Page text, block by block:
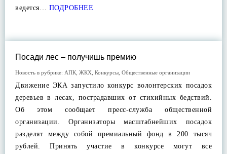
ведется… ПОДРОБНЕЕ
Посади лес – получишь премию
Новость в рубрике: АПК ЖКХ Конкурсы Общественные организации
Движение ЭКА запустило конкурс волонтерских посадок
деревьев в лесах, пострадавших от стихийных бедствий.
Об этом сообщает пресс-служба общественной
организации. Организаторы масштабнейших посадок
разделят между собой премиальный фонд в 200 тысяч
рублей. Принять участие в конкурсе могут все